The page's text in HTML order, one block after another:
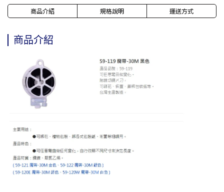
商品介紹 規格說明 運送方式
商品介紹